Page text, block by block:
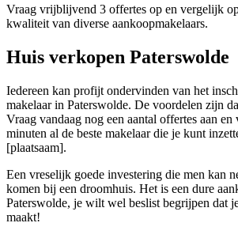
Vraag vrijblijvend 3 offertes op en vergelijk
kwaliteit van diverse aankoopmakelaars.
Huis verkopen Paterswolde
Iedereen kan profijt ondervinden van het
makelaar in Paterswolde. De voordelen zijn
Vraag vandaag nog een aantal offertes aan
minuten al de beste makelaar die je kunt
[plaatsaam].
Een vreselijk goede investering die men kan
komen bij een droomhuis. Het is een dure
Paterswolde, je wilt wel beslist begrijpen dat
maakt!